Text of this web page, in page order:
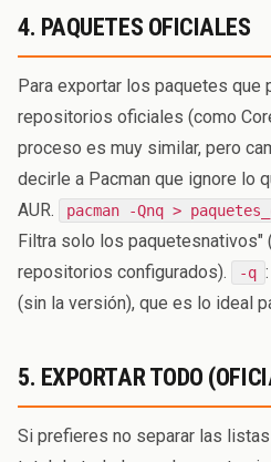
4. PAQUETES OFICIALES
Para exportar los paquetes que
repositorios oficiales (como
proceso es muy similar, pero
decirle a Pacman que ignore lo
AUR.
pacman -Qnq >
Filtra solo los paquetesnativos"
repositorios configurados).
-q
(sin la versión), que es lo ideal
5. EXPORTAR TODO
Si prefieres no separar las